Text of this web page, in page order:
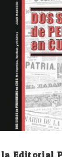
Editorial